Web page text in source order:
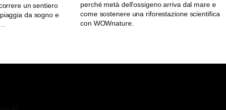
un sentiero
da sogno e
perché metà dell’ossigeno arriva dal mare e
come sostenere una riforestazione scientifica
con WOWnature.